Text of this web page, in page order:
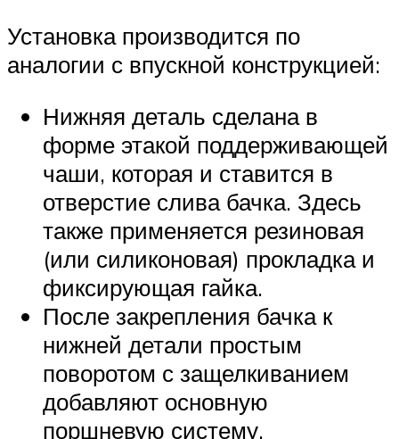
Установка производится по
аналогии с впускной конструкцией:
Нижняя деталь сделана в
форме этакой поддерживающей
чаши, которая и ставится в
отверстие слива бачка. Здесь
также применяется резиновая
(или силиконовая) прокладка и
фиксирующая гайка.
После закрепления бачка к
нижней детали простым
поворотом с защелкиванием
добавляют основную
поршневую систему.